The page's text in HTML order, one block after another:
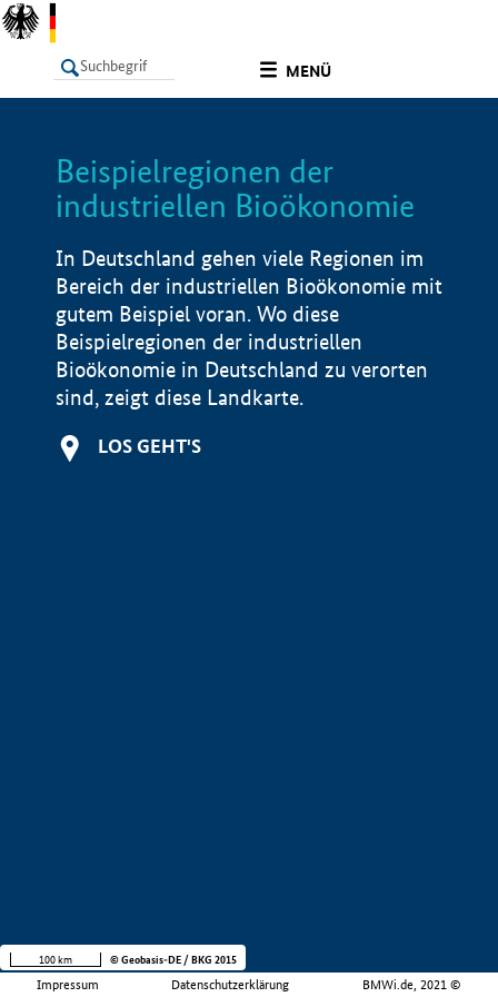
MENÜ
LISTE
Beispielregionen der
industriellen Bioökonomie
In Deutschland gehen viele Regionen im
Bereich der industriellen Bioökonomie mit
gutem Beispiel voran. Wo diese
Beispielregionen der industriellen
Bioökonomie in Deutschland zu verorten
sind, zeigt diese Landkarte.
LOS GEHT'S
Impressum Datenschutzerklärung BMWi.de, 2021 ©
100 km © Geobasis-DE / BKG 2015